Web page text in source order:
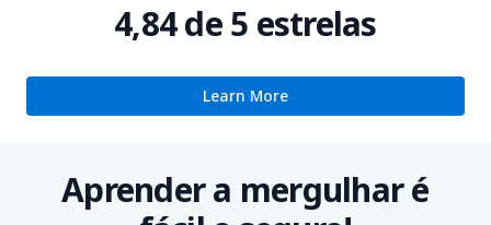
4,84 de 5 estrelas
Learn More
Aprender a mergulhar é